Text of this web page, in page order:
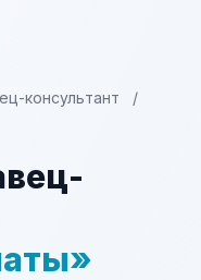
консультант
/